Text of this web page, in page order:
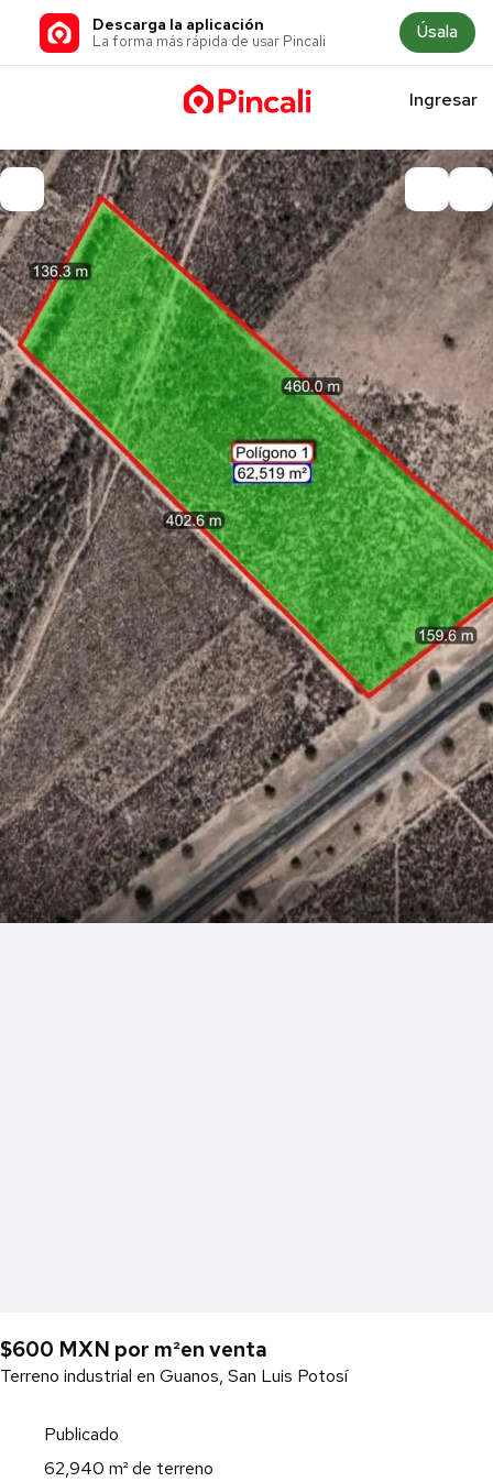
Descarga la aplicación
La forma más rápida de usar Pincali Úsala
Ingresar
$600 MXN por m²en venta
Terreno industrial en Guanos, San Luis Potosí
Publicado
62,940 m² de terreno